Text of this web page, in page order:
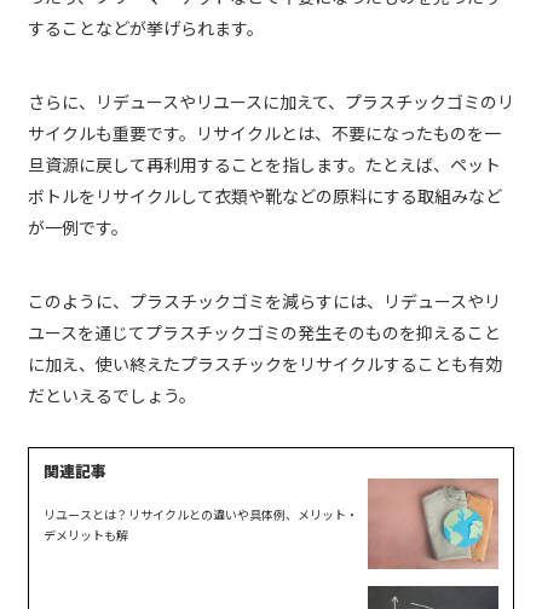
することなどが挙げられます。
さらに、リデュースやリユースに加えて、プラスチックゴミのリ
サイクルも重要です。リサイクルとは、不要になったものを一
旦資源に戻して再利用することを指します。たとえば、ペット
ボトルをリサイクルして衣類や靴などの原料にする取組みなど
が一例です。
このように、プラスチックゴミを減らすには、リデュースやリ
ユースを通じてプラスチックゴミの発生そのものを抑えること
に加え、使い終えたプラスチックをリサイクルすることも有効
だといえるでしょう。
リユースとは？リサイクルとの違いや具体例、メリット・
デメリットも解